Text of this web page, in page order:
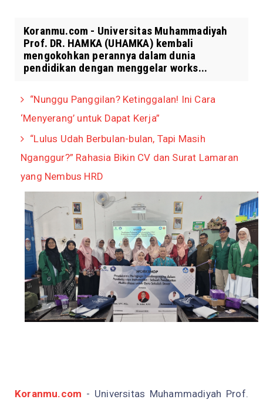
Koranmu.com - Universitas Muhammadiyah
Prof. DR. HAMKA (UHAMKA) kembali
mengokohkan perannya dalam dunia
pendidikan dengan menggelar works...
“Nunggu Panggilan? Ketinggalan! Ini Cara
‘Menyerang’ untuk Dapat Kerja”
“Lulus Udah Berbulan-bulan, Tapi Masih
Nganggur?” Rahasia Bikin CV dan Surat Lamaran
yang Nembus HRD
Koranmu.com - Universitas Muhammadiyah Prof.